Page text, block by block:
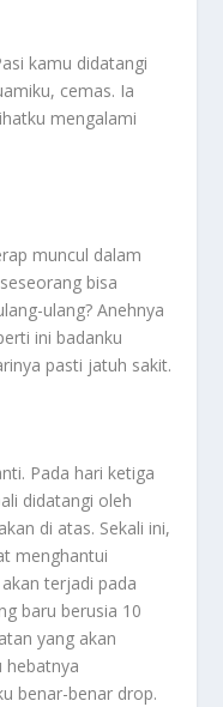
kamu didatangi
cemas. Ia
mengalami
muncul dalam
bisa
ulang? Anehnya
ini badanku
pasti jatuh sakit.
Pada hari ketiga
didatangi oleh
di atas. Sekali ini,
menghantui
terjadi pada
baru berusia 10
yang akan
hebatnya
benar-benar drop.